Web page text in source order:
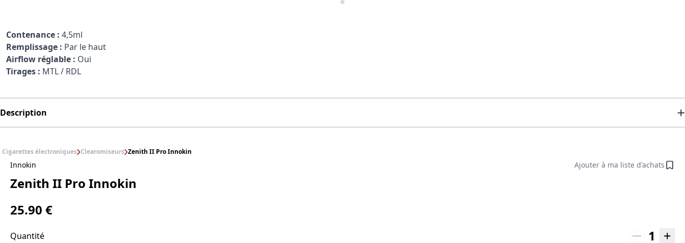
Contenance : 4,5ml
Remplissage : Par le haut
Airflow réglable : Oui
Tirages : MTL / RDL
Description
Cigarettes électroniques Clearomiseurs Zenith II Pro Innokin
Innokin Ajouter à ma liste d'achats
Zenith II Pro Innokin
25.90 €
Quantité 1